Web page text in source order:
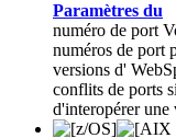
Paramètres du
numéro de port
numéros de port
versions d'
conflits de ports
d'interopérer une